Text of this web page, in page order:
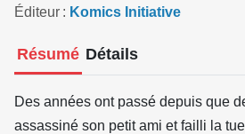
Éditeur Komics Initiative
Résumé Détails
Des années ont passé depuis que
assassiné son petit ami et failli la